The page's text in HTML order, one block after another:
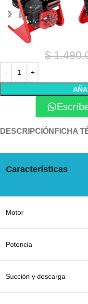
$
DESCRIPCIÓN FICHA
Características
Motor
Potencia
Succión y descarga